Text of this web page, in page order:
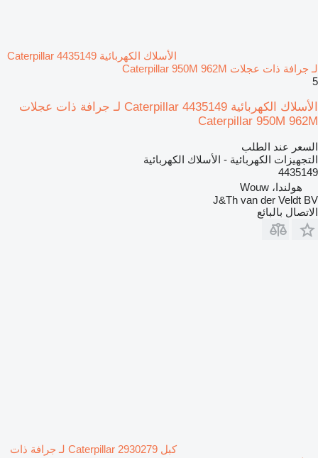
الأسلاك الكهربائية Caterpillar 4435149
لـ جرافة ذات عجلات Caterpillar 950M 962M
5
الأسلاك الكهربائية Caterpillar 4435149 لـ جرافة ذات عجلات
Caterpillar 950M 962M
السعر عند الطلب
التجهيزات الكهربائية - الأسلاك الكهربائية
4435149
هولندا، Wouw
J&Th van der Veldt BV
الاتصال بالبائع
كبل Caterpillar 2930279 لـ جرافة ذات